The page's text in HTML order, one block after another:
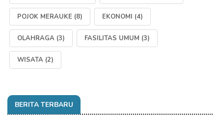
POJOK MERAUKE (8) EKONOMI (4)
OLAHRAGA (3) FASILITAS UMUM (3)
WISATA (2)
BERITA TERBARU